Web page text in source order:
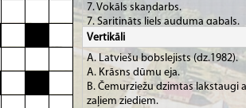
7. Vokāls skaņdarbs.
7. Saritināts liels auduma gabals.
7. Šūtā izstrādājumā ieveidots
9. Aizdedzināšanai lietojami
uzliesmojošu vielu vienā galā.
9. Vītolu dzimtas lapu koks.
9. Liela saldūdens zivs bez zvīņām.
Vertikāli
A. Latviešu bobslejists (dz.1982).
A. Krāsns dūmu eja.
B. Čemurziežu dzimtas lakstaugi
zaļiem ziediem.